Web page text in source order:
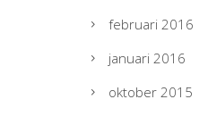
februari 2016
januari 2016
oktober 2015